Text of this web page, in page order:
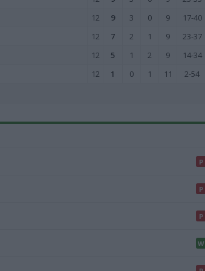
12 9 3 0 9 17-40
12 7 2 1 9 23-37
12 5 1 2 9 14-34
12 1 0 1 11 2-54
P
P
P
W